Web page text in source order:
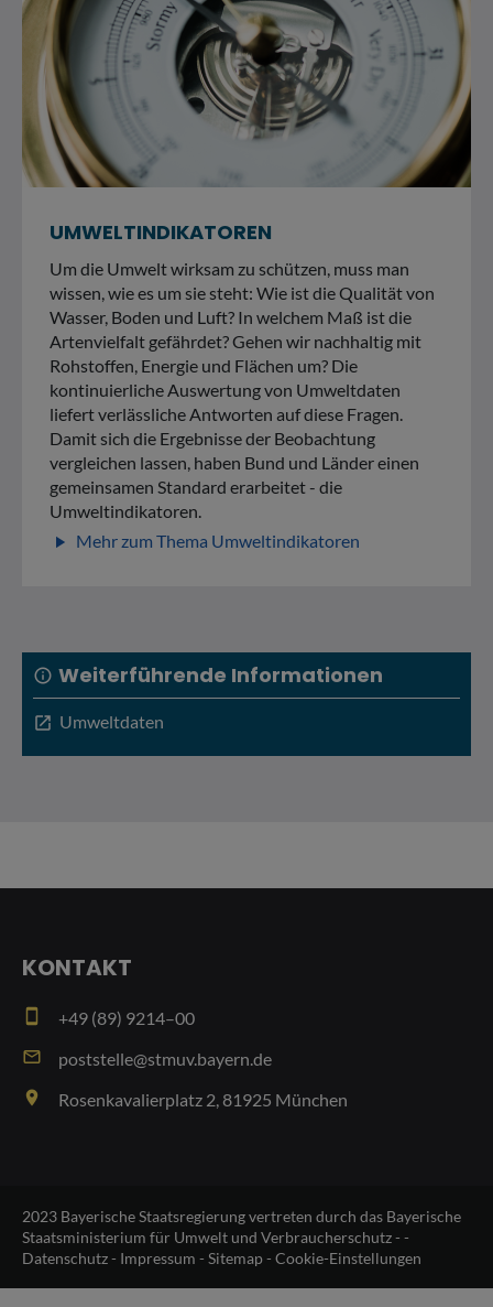
UMWELTINDIKATOREN
Um die Umwelt wirksam zu schützen, muss man
wissen, wie es um sie steht: Wie ist die Qualität von
Wasser, Boden und Luft? In welchem Maß ist die
Artenvielfalt gefährdet? Gehen wir nachhaltig mit
Rohstoffen, Energie und Flächen um? Die
kontinuierliche Auswertung von Umweltdaten
liefert verlässliche Antworten auf diese Fragen.
Damit sich die Ergebnisse der Beobachtung
vergleichen lassen, haben Bund und Länder einen
gemeinsamen Standard erarbeitet - die
Umweltindikatoren.
play_arrow Mehr zum Thema Umweltindikatoren
info Weiterführende Informationen
open_in_new Umweltdaten
KONTAKT
smartphone +49 (89) 9214–00
email poststelle@stmuv.bayern.de
place Rosenkavalierplatz 2, 81925 München
2023 Bayerische Staatsregierung vertreten durch das Bayerische
Staatsministerium für Umwelt und Verbraucherschutz - -
Datenschutz- Impressum - Sitemap- Cookie-Einstellungen